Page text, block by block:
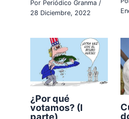
Por Periódico Granma /
28 Diciembre, 2022
¿Por qué
votamos? (I
parte)